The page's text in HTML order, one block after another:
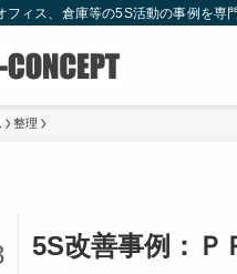
フィス、倉庫等の5S活動の事例を専
整理
5S改善事例：Ｐ